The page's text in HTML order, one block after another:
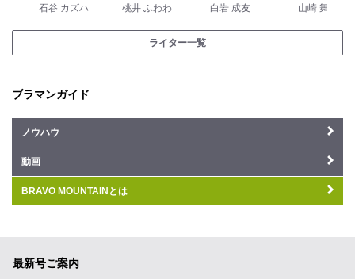
石谷 カズハ 桃井 ふわわ 白岩 成友 山崎 舞
ライター一覧
ブラマンガイド
ノウハウ
動画
BRAVO MOUNTAINとは
最新号ご案内